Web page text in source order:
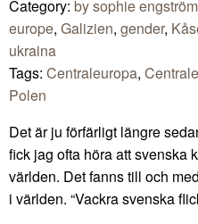
Category: by sophie engström
europe, Galizien, gender,
ukraina
Tags: Centraleuropa,
Polen
Det är ju förfärligt längre
fick jag ofta höra att svenska
världen. Det fanns till och
i världen. “Vackra svenska